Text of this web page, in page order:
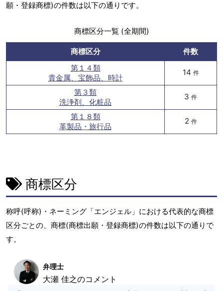
願・登録商標)の件数は以下の通りです。
商標区分一覧 (全期間)
商標区分
件数
第１４類
貴金属、宝飾品、時計
14 件
第３類
洗浄剤、化粧品
3 件
第１８類
革製品・旅行品
2 件
商標区分
称呼(呼称)・ネーミング「エンジェル」における代表的な商標
区分ごとの、商標(商標出願・登録商標)の件数は以下の通りで
す。
弁理士
大瀬 佳之のコメント